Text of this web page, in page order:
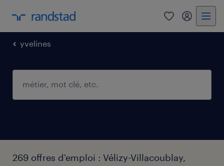
0 mon
yvelines
269 offres d'emploi : Vélizy-Villacoublay,